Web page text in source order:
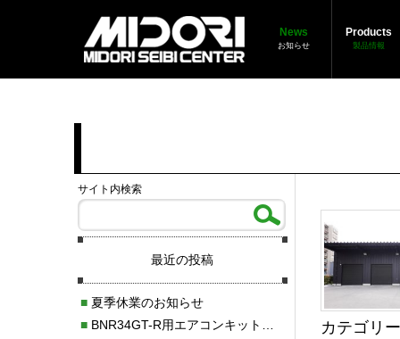
News
お知らせ
Products
製品情報
カテゴリ
サイト内検索
最近の投稿
■夏季休業のお知らせ
■BNR34GT-R用エアコンキット新発売！！